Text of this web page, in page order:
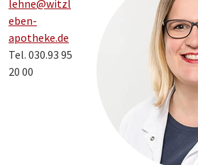
lehne@witzl
eben-
apotheke.de
Tel. 030.93 95
20 00